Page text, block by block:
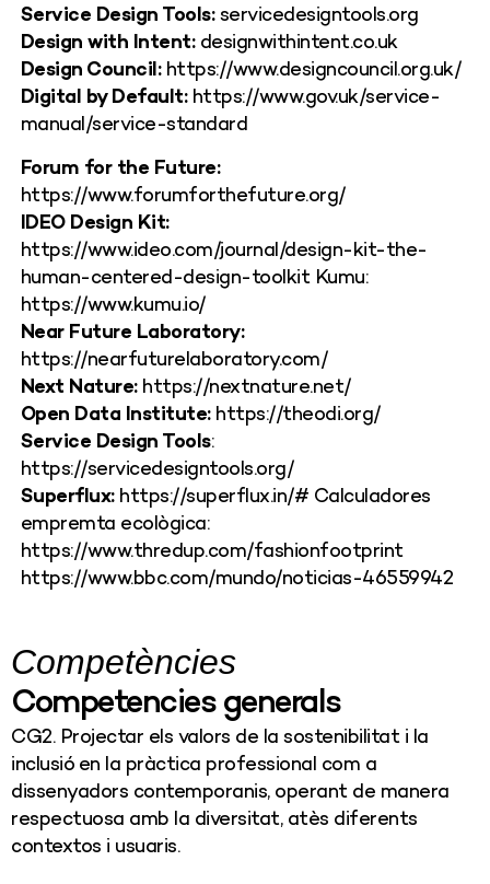
Service Design Tools:servicedesigntools.org
Design with Intent:designwithintent.co.uk
Design Council:https://www.designcouncil.org.uk/
Digital by Default:https://www.gov.uk/service-
manual/service-standard
Forum for the Future:
https://www.forumforthefuture.org/
IDEO Design Kit:
https://www.ideo.com/journal/design-kit-the-
human-centered-design-toolkit Kumu:
https://www.kumu.io/
Near Future Laboratory:
https://nearfuturelaboratory.com/
Next Nature:https://nextnature.net/
Open Data Institute:https://theodi.org/
Service Design Tools:
https://servicedesigntools.org/
Superflux:https://superflux.in/# Calculadores
empremta ecològica:
https://www.thredup.com/fashionfootprint
https://www.bbc.com/mundo/noticias-46559942
Competències
Competencies generals
CG2. Projectar els valors de la sostenibilitat i la
inclusió en la pràctica professional com a
dissenyadors contemporanis, operant de manera
respectuosa amb la diversitat, atès diferents
contextos i usuaris.